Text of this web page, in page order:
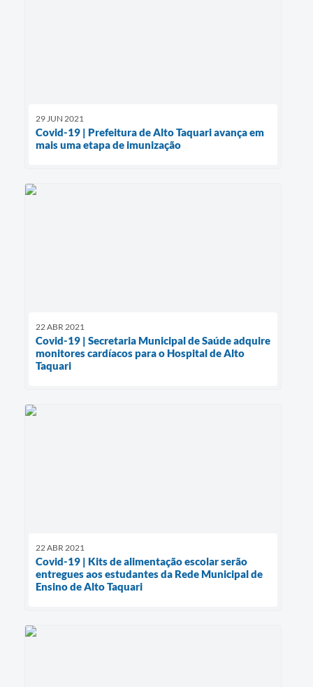
29 JUN 2021
Covid-19 | Prefeitura de Alto Taquari avança em
mais uma etapa de imunização
22 ABR 2021
Covid-19 | Secretaria Municipal de Saúde adquire
monitores cardíacos para o Hospital de Alto
Taquari
22 ABR 2021
Covid-19 | Kits de alimentação escolar serão
entregues aos estudantes da Rede Municipal de
Ensino de Alto Taquari